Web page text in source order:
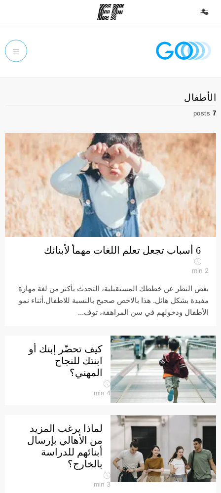
الصفحة الرئيسية
شاهد كل ما نقوم به
مكاتب
أعثر على مكتب قريب منك
نبذة عنا
من نحن
وظائف
إنضم إلى الفريق
الأطفال
7
posts
6 أسباب تجعل تعلم اللغات مهماً لأبنائك
2
min
بغض النظر عن خططك المستقبلية، التحدث بأكثر من لغة مهارة
مفيدة بشكل هائل. هذا بالاخص صحيح بالنسبة للاطفال.أثناء نمو
الأطفال ودخولهم في سن المراهقة، توف...
كيف تحضّر إبنك أو
ابنتك للنجاح
المهني؟
4
min
لماذا يرغب المزيد
من الأهالي بإرسال
أبنائهم للدراسة
بالخارج؟
3
min